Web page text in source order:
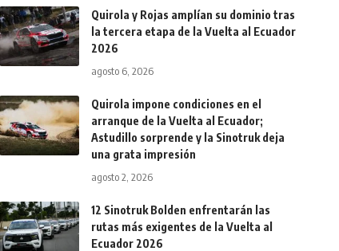
Quirola y Rojas amplían su dominio tras
la tercera etapa de la Vuelta al Ecuador
2026
agosto 6, 2026
Quirola impone condiciones en el
arranque de la Vuelta al Ecuador;
Astudillo sorprende y la Sinotruk deja
una grata impresión
agosto 2, 2026
12 Sinotruk Bolden enfrentarán las
rutas más exigentes de la Vuelta al
Ecuador 2026